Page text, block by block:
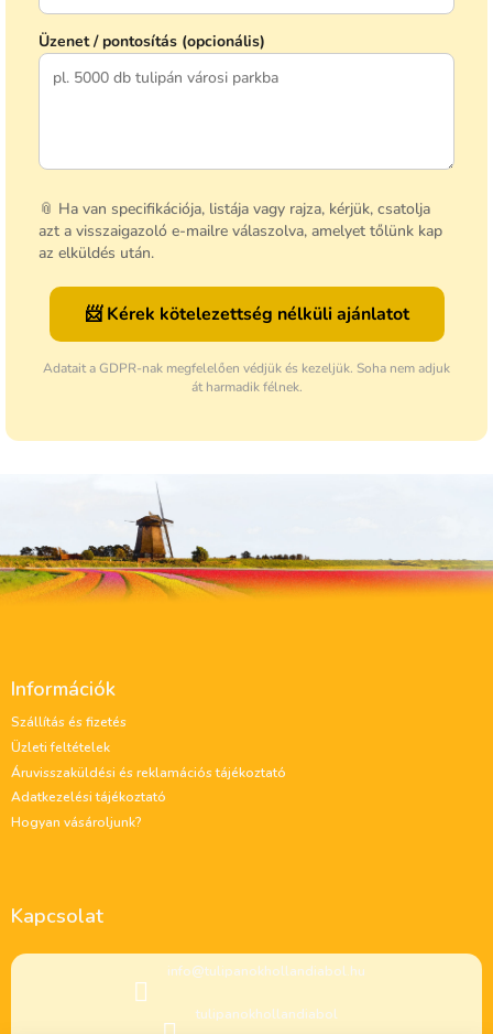
Üzenet / pontosítás (opcionális)
📎 Ha van specifikációja, listája vagy rajza, kérjük, csatolja
azt a visszaigazoló e-mailre válaszolva, amelyet tőlünk kap
az elküldés után.
📨 Kérek kötelezettség nélküli ajánlatot
Adatait a GDPR-nak megfelelően védjük és kezeljük. Soha nem adjuk
át harmadik félnek.
Információk
Szállítás és fizetés
Üzleti feltételek
Áruvisszaküldési és reklamációs tájékoztató
Adatkezelési tájékoztató
Hogyan vásároljunk?
Kapcsolat
info@tulipanokhollandiabol.hu
tulipanokhollandiabol